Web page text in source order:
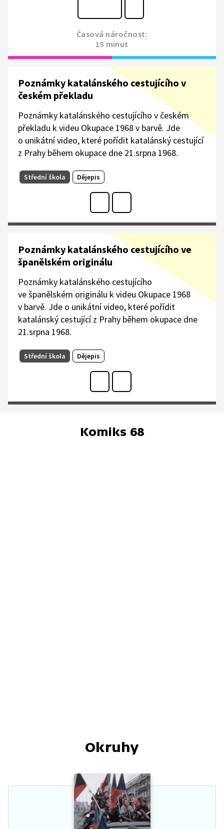
Časová náročnost:
15 minut
Poznámky katalánského cestujícího v
českém překladu
Poznámky katalánského cestujícího v českém
překladu k videu Okupace 1968 v barvě. Jde
o unikátní video, které pořídit katalánský cestující
z Prahy během okupace dne 21.srpna 1968.
Střední škola Dějepis
Poznámky katalánského cestujícího ve
španělském originálu
Poznámky katalánského cestujícího
ve španělském originálu k videu Okupace 1968
v barvě. Jde o unikátní video, které pořídit
katalánský cestující z Prahy během okupace dne
21.srpna 1968.
Střední škola Dějepis
Komiks 68
Okruhy